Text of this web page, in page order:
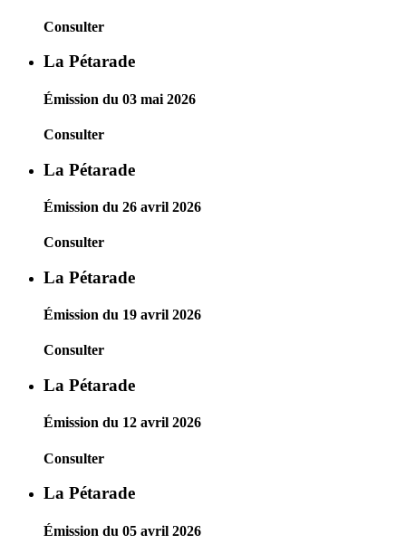
Consulter
La Pétarade
Émission du 03 mai 2026
Consulter
La Pétarade
Émission du 26 avril 2026
Consulter
La Pétarade
Émission du 19 avril 2026
Consulter
La Pétarade
Émission du 12 avril 2026
Consulter
La Pétarade
Émission du 05 avril 2026